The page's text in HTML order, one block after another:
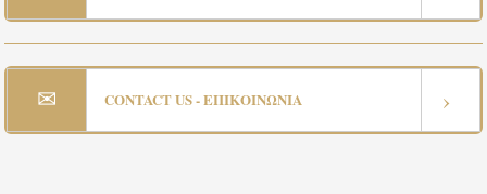
✉ CONTACT US - ΕΠΙΚΟΙΝΩΝΙΑ ›